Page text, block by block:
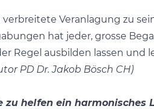
Veranlagung zu
hat jeder, grosse
Regel ausbilden lassen und
PD Dr. Jakob Bösch CH)
helfen ein harmonisches